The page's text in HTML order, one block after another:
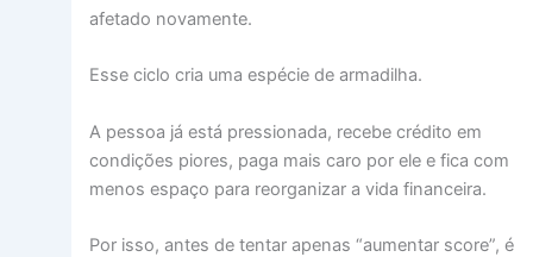
afetado novamente.
Esse ciclo cria uma espécie de armadilha.
A pessoa já está pressionada, recebe crédito em
condições piores, paga mais caro por ele e fica com
menos espaço para reorganizar a vida financeira.
Por isso, antes de tentar apenas “aumentar score”, é